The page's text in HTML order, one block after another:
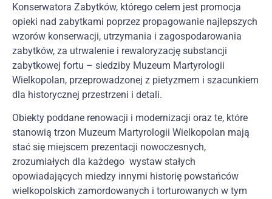
Konserwatora Zabytków, którego celem jest promocja
opieki nad zabytkami poprzez propagowanie najlepszych
wzorów konserwacji, utrzymania i zagospodarowania
zabytków, za utrwalenie i rewaloryzację substancji
zabytkowej fortu – siedziby Muzeum Martyrologii
Wielkopolan, przeprowadzonej z pietyzmem i szacunkiem
dla historycznej przestrzeni i detali.
Obiekty poddane renowacji i modernizacji oraz te, które
stanowią trzon Muzeum Martyrologii Wielkopolan mają
stać się miejscem prezentacji nowoczesnych,
zrozumiałych dla każdego wystaw stałych
opowiadających miedzy innymi historię powstańców
wielkopolskich zamordowanych i torturowanych w tym